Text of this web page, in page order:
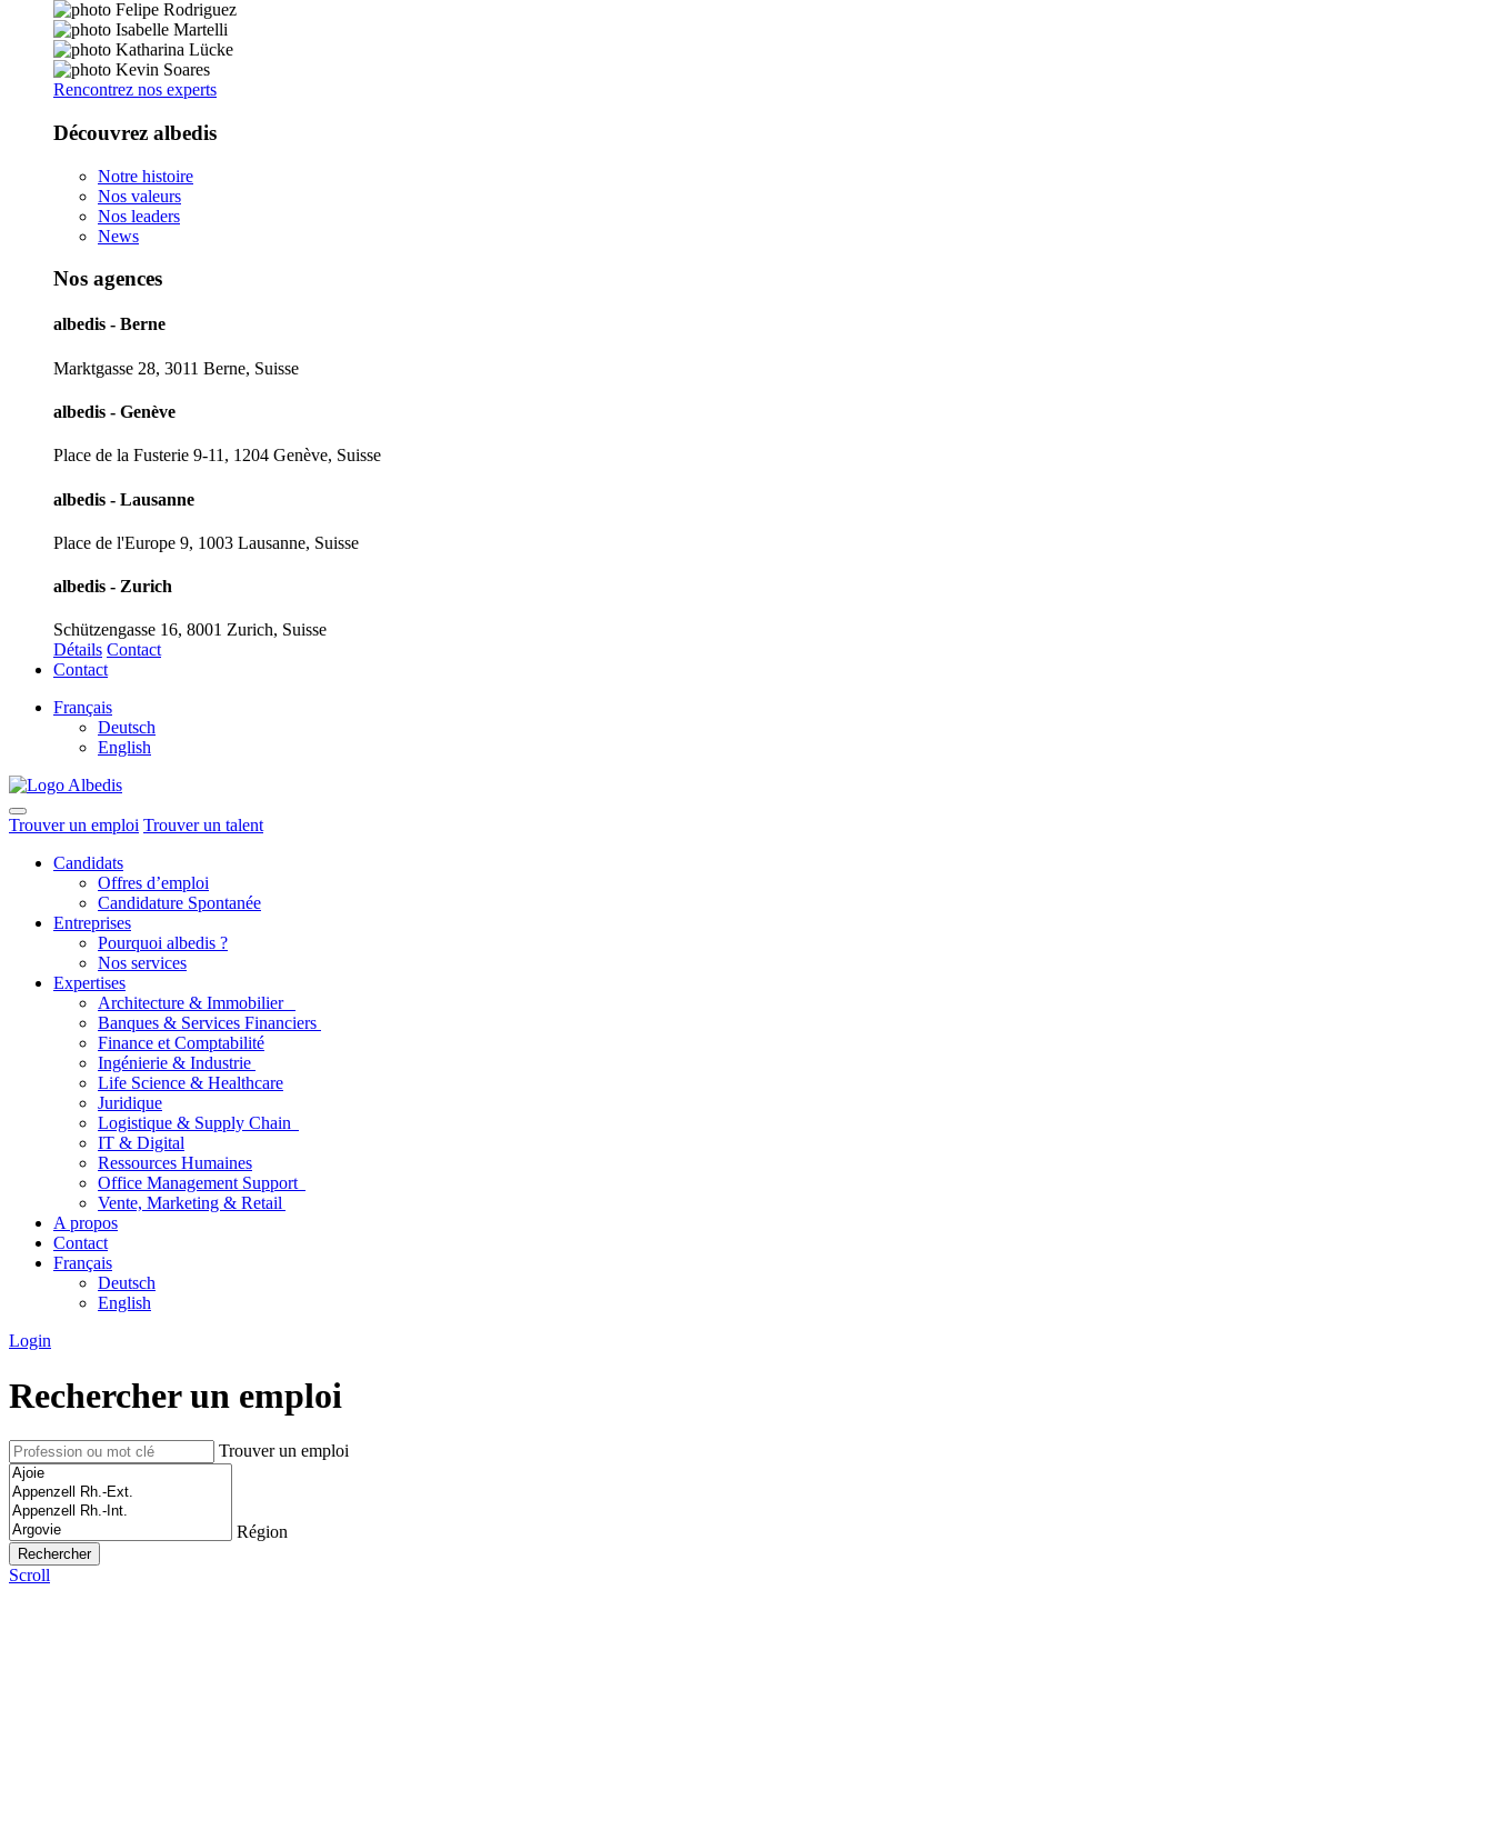
Rencontrez nos experts
Découvrez albedis
Notre histoire
Nos valeurs
Nos leaders
News
Nos agences
albedis - Berne
Marktgasse 28, 3011 Berne, Suisse
albedis - Genève
Place de la Fusterie 9-11, 1204 Genève, Suisse
albedis - Lausanne
Place de l'Europe 9, 1003 Lausanne, Suisse
albedis - Zurich
Schützengasse 16, 8001 Zurich, Suisse
Détails Contact
Contact
Français
Deutsch
English
Trouver un emploi Trouver un talent
Candidats
Offres d’emploi
Candidature Spontanée
Entreprises
Pourquoi albedis ?
Nos services
Expertises
Architecture & Immobilier
Banques & Services Financiers
Finance et Comptabilité
Ingénierie & Industrie
Life Science & Healthcare
Juridique
Logistique & Supply Chain
IT & Digital
Ressources Humaines
Office Management Support
Vente, Marketing & Retail
A propos
Contact
Français
Deutsch
English
Login
Rechercher un emploi
Trouver un emploi
Région
Scroll